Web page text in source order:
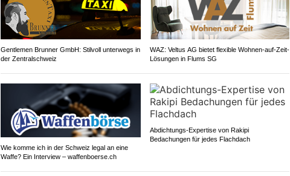
Gentlemen Brunner GmbH: Stilvoll unterwegs in
der Zentralschweiz
WAZ: Veltus AG bietet flexible Wohnen-auf-Zeit-
Lösungen in Flums SG
Wie komme ich in der Schweiz legal an eine
Waffe? Ein Interview – waffenboerse.ch
Abdichtungs-Expertise von Rakipi
Bedachungen für jedes Flachdach